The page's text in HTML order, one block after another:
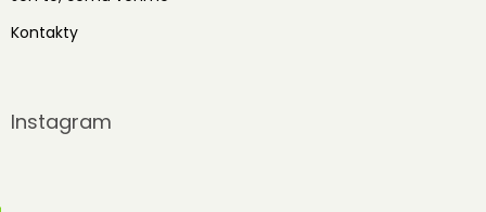
Kontakty
Instagram